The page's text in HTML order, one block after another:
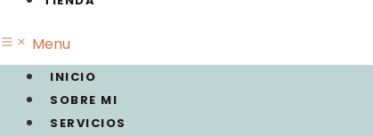
Menu
INICIO
SOBRE MI
SERVICIOS